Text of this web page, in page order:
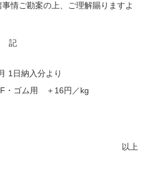
情ご勘案の上、ご理解賜りますよ
記
1日納入分より
ゴム用 ＋16円／kg
以上